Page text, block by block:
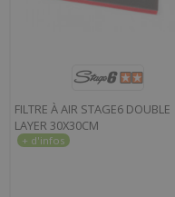
FILTRE À AIR STAGE6 DOUBLE
LAYER 30X30CM